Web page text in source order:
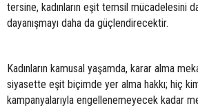
tersine, kadınların eşit temsil mücadelesini
dayanışmayı daha da güçlendirecektir.
Kadınların kamusal yaşamda, karar alma
siyasette eşit biçimde yer alma hakkı; hiç
kampanyalarıyla engellenemeyecek kadar